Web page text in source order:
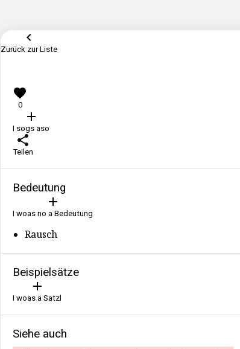
keyboard_arrow_left
Zurück zur Liste
favorite
0
add
I sogs aso
share
Teilen
Bedeutung
add
I woas no a Bedeutung
Rausch
Beispielsätze
add
I woas a Satzl
Siehe auch